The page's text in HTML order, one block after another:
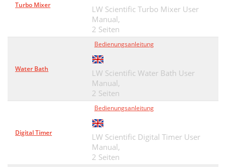
Turbo Mixer
LW Scientific Turbo Mixer User
Manual,
2 Seiten
Water Bath
Bedienungsanleitung
LW Scientific Water Bath User
Manual,
2 Seiten
Digital Timer
Bedienungsanleitung
LW Scientific Digital Timer User
Manual,
2 Seiten